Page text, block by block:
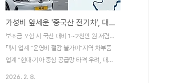
가성비 앞세운 '중국산 전기차', 대구 택시 시장 잠식… 지역 부품업계 '비상'
보조금 포함 시 국산 대비 1~2천만 원 저렴…
택시 업계 "운영비 절감 불가피"지역 차부품
업계 "현대·기아 중심 공급망 타격 우려, 대책
2026. 2. 8.